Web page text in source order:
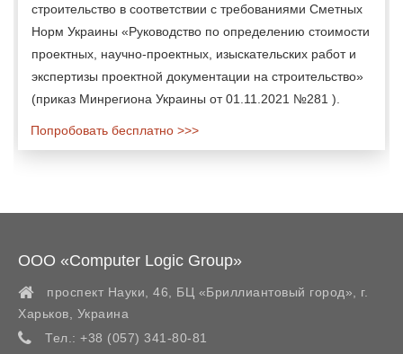
строительство в соответствии с требованиями Сметных
Норм Украины «Руководство по определению стоимости
проектных, научно-проектных, изыскательских работ и
экспертизы проектной документации на строительство»
(приказ Минрегиона Украины от 01.11.2021 №281 ).
Попробовать бесплатно >>>
ООО «Computer Logic Group»
проспект Науки, 46, БЦ «Бриллиантовый город»,
г.
Харьков
Украина
Тел.: +38 (057) 341-80-81